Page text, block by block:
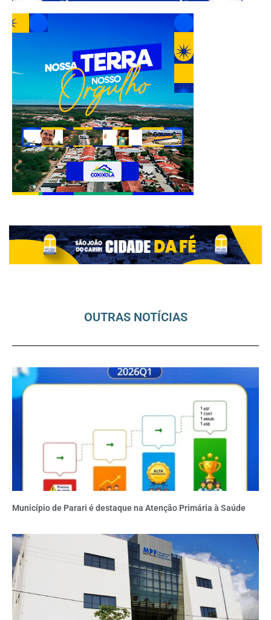
OUTRAS NOTÍCIAS
Município de Parari é destaque na Atenção Primária à Saúde